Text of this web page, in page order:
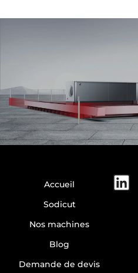
Accueil
Sodicut
Nos machines
Blog
Demande de devis